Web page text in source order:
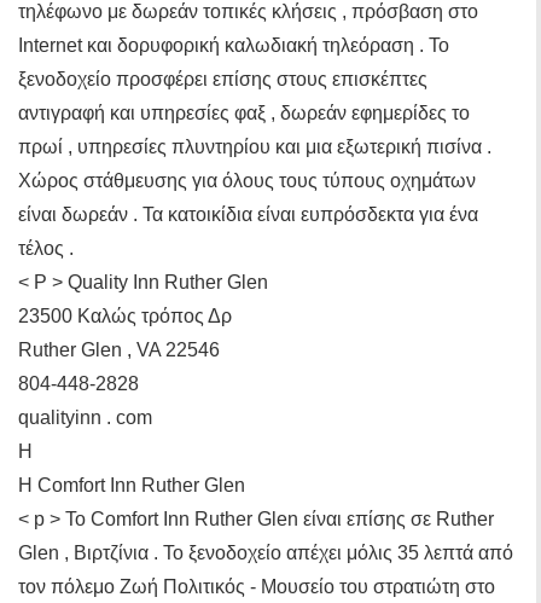
τηλέφωνο με δωρεάν τοπικές κλήσεις , πρόσβαση στο
Internet και δορυφορική καλωδιακή τηλεόραση . Το
ξενοδοχείο προσφέρει επίσης στους επισκέπτες
αντιγραφή και υπηρεσίες φαξ , δωρεάν εφημερίδες το
πρωί , υπηρεσίες πλυντηρίου και μια εξωτερική πισίνα .
Χώρος στάθμευσης για όλους τους τύπους οχημάτων
είναι δωρεάν . Τα κατοικίδια είναι ευπρόσδεκτα για ένα
τέλος .
< P > Quality Inn Ruther Glen
23500 Καλώς τρόπος Δρ
Ruther Glen , VA 22546
804-448-2828
qualityinn . com
Η
Η Comfort Inn Ruther Glen
< p > Το Comfort Inn Ruther Glen είναι επίσης σε Ruther
Glen , Βιρτζίνια . Το ξενοδοχείο απέχει μόλις 35 λεπτά από
τον πόλεμο Ζωή Πολιτικός - Μουσείο του στρατιώτη στο